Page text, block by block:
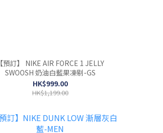
【預訂】 NIKE AIR FORCE 1 JELLY
SWOOSH 奶油白藍果凍剔-GS
HK$999.00
HK$1,199.00